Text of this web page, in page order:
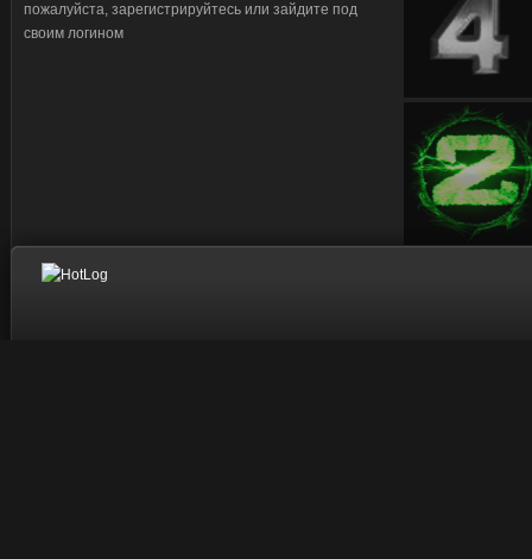
пожалуйста, зарегистрируйтесь или зайдите под
своим логином